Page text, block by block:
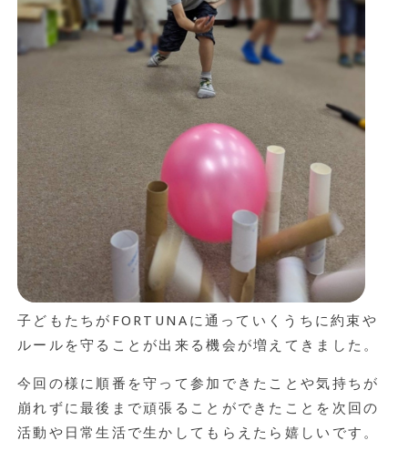
子どもたちがFORTUNAに通っていくうちに約束や
ルールを守ることが出来る機会が増えてきました。
今回の様に順番を守って参加できたことや気持ちが
崩れずに最後まで頑張ることができたことを次回の
活動や日常生活で生かしてもらえたら嬉しいです。